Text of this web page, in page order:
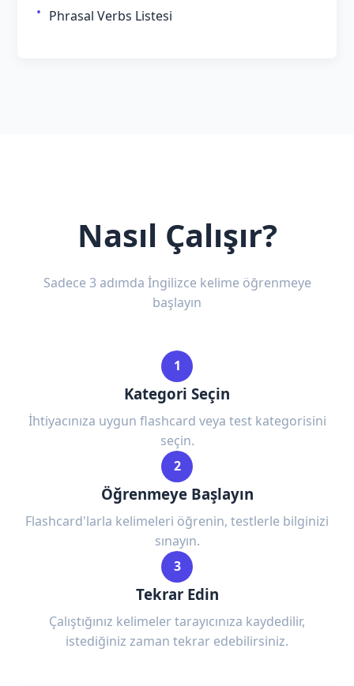
Phrasal Verbs Listesi
Nasıl Çalışır?
Sadece 3 adımda İngilizce kelime öğrenmeye
başlayın
1
Kategori Seçin
İhtiyacınıza uygun flashcard veya test kategorisini
seçin.
2
Öğrenmeye Başlayın
Flashcard'larla kelimeleri öğrenin, testlerle bilginizi
sınayın.
3
Tekrar Edin
Çalıştığınız kelimeler tarayıcınıza kaydedilir,
istediğiniz zaman tekrar edebilirsiniz.